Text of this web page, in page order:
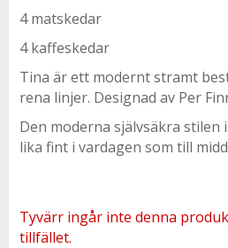
4 matskedar
4 kaffeskedar
Tina är ett modernt stramt
rena linjer. Designad av Per
Den moderna självsäkra stilen
lika fint i vardagen som till
Tyvärr ingår inte denna
tillfället.